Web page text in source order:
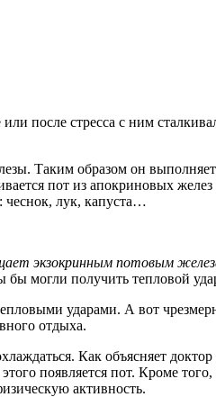
после стресса с ним
Таким образом он
пот из апокриновых
чеснок, лук, капуста…
экзокринным потовым
могли получить тепловой
ударами. А вот
отдыха.
Как объясняет
появляется пот. Кроме
активность.